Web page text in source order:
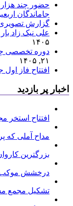
حضور چند هزار
جاماندگان
گزارش
علی نیک زاد
۱۴۰۵
دوره تخصصی
۲۱, ۱۴۰۵
افتتاح فاز اول
اخبار پر بازدید
افتتاح استخر
مداح آملی که
بزرگترین
درخشش موکب
تشکیل مجمع